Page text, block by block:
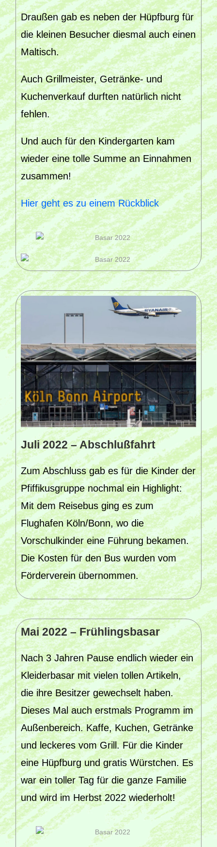
Draußen gab es neben der Hüpfburg für
die kleinen Besucher diesmal auch einen
Maltisch.
Auch Grillmeister, Getränke- und
Kuchenverkauf durften natürlich nicht
fehlen.
Und auch für den Kindergarten kam
wieder eine tolle Summe an Einnahmen
zusammen!
Hier geht es zu einem Rückblick
Juli 2022 – Abschlußfahrt
Zum Abschluss gab es für die Kinder der
Pfiffikusgruppe nochmal ein Highlight:
Mit dem Reisebus ging es zum
Flughafen Köln/Bonn, wo die
Vorschulkinder eine Führung bekamen.
Die Kosten für den Bus wurden vom
Förderverein übernommen.
Mai 2022 – Frühlingsbasar
Nach 3 Jahren Pause endlich wieder ein
Kleiderbasar mit vielen tollen Artikeln,
die ihre Besitzer gewechselt haben.
Dieses Mal auch erstmals Programm im
Außenbereich. Kaffe, Kuchen, Getränke
und leckeres vom Grill. Für die Kinder
eine Hüpfburg und gratis Würstchen. Es
war ein toller Tag für die ganze Familie
und wird im Herbst 2022 wiederholt!